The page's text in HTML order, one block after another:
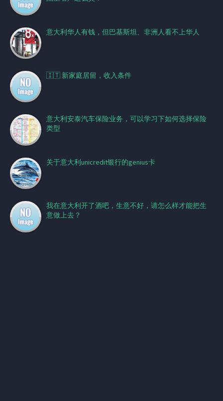
意大利华人有钱，但巴基斯坦、非洲人看不上华人
🇮🇹 新家庭居留，收入条件
意大利安泰汽车保险业务，可以学习下如何选择保险
类型
关于意大利unicredit银行的genius卡
我在意大利开了酒吧，生意不好，请怎么样才能把生
意做上去？